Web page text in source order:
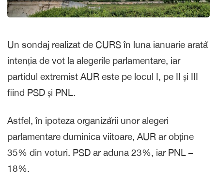
Un sondaj realizat de CURS în luna ianuarie arată
intenția de vot la alegerile parlamentare, iar
partidul extremist AUR este pe locul I, pe II și III
fiind PSD și PNL.
Astfel, în ipoteza organizării unor alegeri
parlamentare duminica viitoare, AUR ar obține
35% din voturi. PSD ar aduna 23%, iar PNL –
18%.